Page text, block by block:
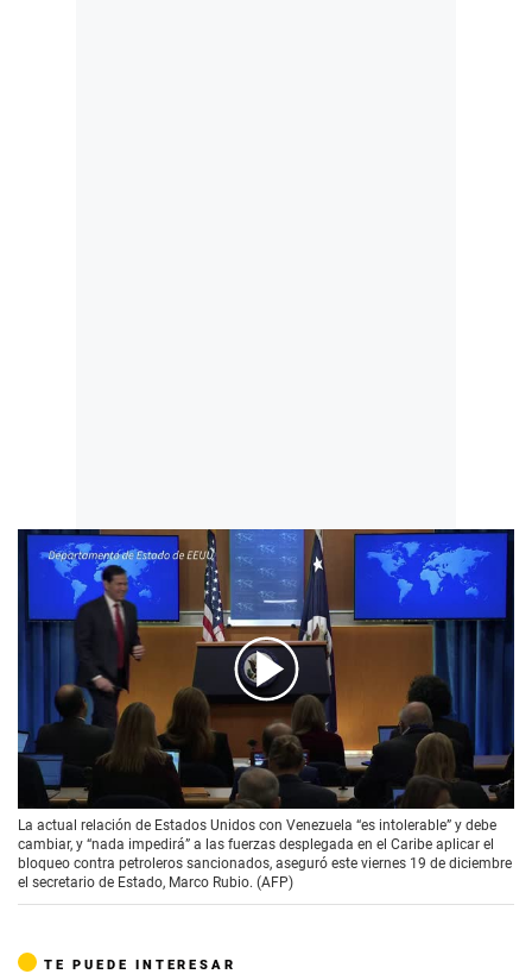
02:09
La actual relación de Estados Unidos con Venezuela “es intolerable” y debe
cambiar, y “nada impedirá” a las fuerzas desplegada en el Caribe aplicar el
bloqueo contra petroleros sancionados, aseguró este viernes 19 de diciembre
el secretario de Estado, Marco Rubio. (AFP)
TE PUEDE INTERESAR